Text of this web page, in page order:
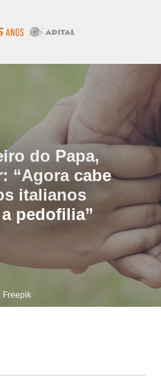
do Papa,
“Agora cabe
italianos
pedofilia”
Freepik